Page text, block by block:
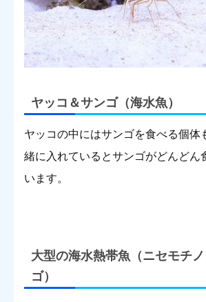
ヤッコ＆サンゴ（海水魚）
ヤッコの中にはサンゴを食べる個体
緒に入れているとサンゴがどんどん
います。
大型の海水熱帯魚（ニセモチ
ゴ）